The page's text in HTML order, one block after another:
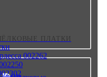
ПЛАТКИ
002262